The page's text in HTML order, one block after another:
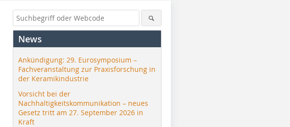
News
Ankündigung: 29. Eurosymposium –
Fachveranstaltung zur Praxisforschung in
der Keramikindustrie
Vorsicht bei der
Nachhaltigkeitskommunikation – neues
Gesetz tritt am 27. September 2026 in
Kraft